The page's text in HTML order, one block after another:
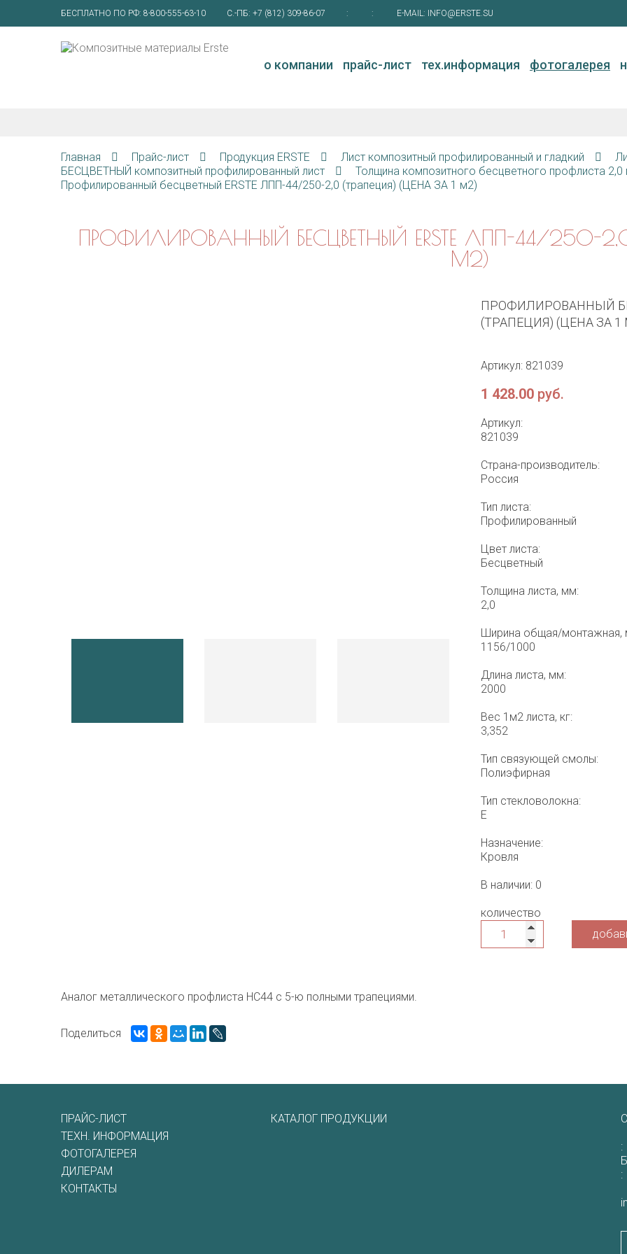
БЕСПЛАТНО ПО РФ: 8-800-555-63-10 С.-ПБ: +7 (812) 309-86-07 : : E-MAIL: INFO@ERSTE.SU
о компании прайс-лист тех.информация фотогалерея
Главная Прайс-лист Продукция ERSTE Лист композитный профилированный и гладкий
БЕСЦВЕТНЫЙ композитный профилированный лист
Толщина композитного бесцветного профлиста
Профилированный бесцветный ERSTE ЛПП-44/250-2,0 (трапеция) (ЦЕНА ЗА 1 м2)
ПРОФИЛИРОВАННЫЙ БЕСЦВЕТНЫЙ ERSTE ЛПП-44/250-
М2)
ПРОФИЛИРОВАННЫЙ
(ТРАПЕЦИЯ) (ЦЕНА ЗА 1
Артикул: 821039
1 428.00 руб.
Артикул:
821039
Страна-производитель:
Россия
Тип листа:
Профилированный
Цвет листа:
Бесцветный
Толщина листа, мм:
2,0
Ширина общая/монтажная,
1156/1000
Длина листа, мм:
2000
Вес 1м2 листа, кг:
3,352
Тип связующей смолы:
Полиэфирная
Тип стекловолокна:
Е
Назначение:
Кровля
В наличии: 0
количество
Аналог металлического профлиста НС44 с 5-ю полными трапециями.
Поделиться
ПРАЙС-ЛИСТ
ТЕХН. ИНФОРМАЦИЯ
ФОТОГАЛЕРЕЯ
ДИЛЕРАМ
КОНТАКТЫ
КАТАЛОГ ПРОДУКЦИИ
:
: